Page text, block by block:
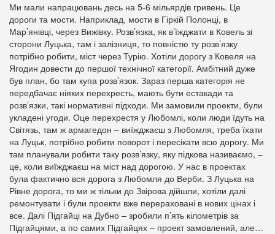
Ми мали напрацювань десь на 5-6 мільярдів гривень. Це
дороги та мости. Наприклад, мости в Гіркій Полонці, в
Мар’янівці, через Вижівку. Розв’язка, як в’їжджати в Ковель зі
сторони Луцька, там і залізниця, то повністю ту розв’язку
потрібно робити, міст через Турію. Хотіли дорогу з Ковеля на
Ягодин довести до першої технічної категорії. Амбітний дуже
був план, бо там купа розв’язок. Зараз перша категорія не
передбачає ніяких перехресть, мають бути естакади та
розв’язки, такі нормативні підходи. Ми замовили проекти, були
укладені угоди. Оце перехрестя у Любомлі, коли люди їдуть на
Світязь, там ж армагедон – виїжджаєш з Любомля, треба їхати
на Луцьк, потрібно робити поворот і пересікати всю дорогу. Ми
там планували робити таку розв’язку, яку підкова називаємо, –
це, коли виїжджаєш на міст над дорогою. У нас в проектах
була фактично вся дорога з Любомля до Верби. З Луцька на
Рівне дорога, то ми ж тільки до Звірова дійшли, хотіли далі
ремонтувати і були проекти вже перераховані в нових цінах і
все. Далі Підгайці на Дубно – зробили п’ять кілометрів за
Підгайцями, а по самих Підгайцях – проект замовлений, але…